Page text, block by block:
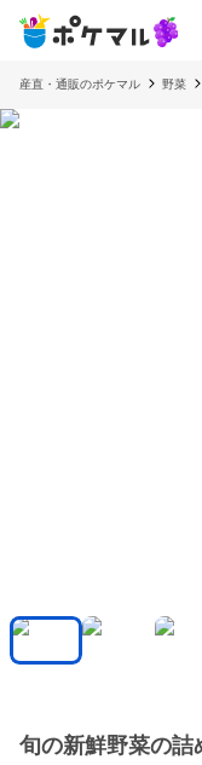
産直・通販のポケマル 野菜
旬の新鮮野菜の詰